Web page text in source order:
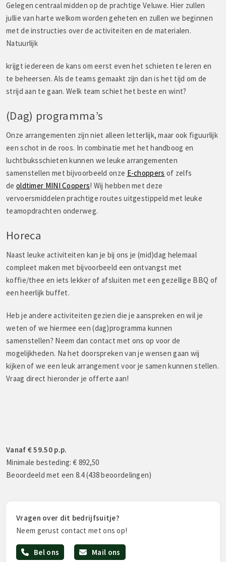
Gelegen centraal midden op de prachtige Veluwe. Hier zullen
jullie van harte welkom worden geheten en zullen we beginnen
met de instructies over de activiteiten en de materialen.
Natuurlijk
krijgt iedereen de kans om eerst even het schieten te leren en
te beheersen. Als de teams gemaakt zijn dan is het tijd om de
strijd aan te gaan. Welk team schiet het beste en wint?
(Dag) programma’s
Onze arrangementen zijn niet alleen letterlijk, maar ook figuurlijk
een schot in de roos. In combinatie met het handboog en
luchtbuksschieten kunnen we leuke arrangementen
samenstellen met bijvoorbeeld onze E-choppers of zelfs
de oldtimer MINI Coopers! Wij hebben met deze
vervoersmiddelen prachtige routes uitgestippeld met leuke
teamopdrachten onderweg.
Horeca
Naast leuke activiteiten kan je bij ons je (mid)dag helemaal
compleet maken met bijvoorbeeld een ontvangst met
koffie/thee en iets lekker of afsluiten met een gezellige BBQ of
een heerlijk buffet.
Heb je andere activiteiten gezien die je aanspreken en wil je
weten of we hiermee een (dag)programma kunnen
samenstellen? Neem dan contact met ons op voor de
mogelijkheden. Na het doorspreken van je wensen gaan wij
kijken of we een leuk arrangement voor je samen kunnen stellen.
Vraag direct hieronder je offerte aan!
Vanaf € 59.50 p.p.
Minimale besteding: € 892,50
Beoordeeld met een 8.4 (438 beoordelingen)
Vragen over dit bedrijfsuitje?
Neem gerust contact met ons op!
Bel ons Mail ons